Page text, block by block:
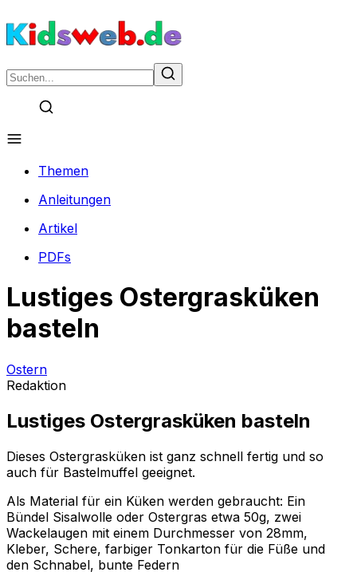
Themen
Anleitungen
Artikel
PDFs
Lustiges Ostergrasküken
basteln
Ostern
Redaktion
Lustiges Ostergrasküken basteln
Dieses Ostergrasküken ist ganz schnell fertig und so
auch für Bastelmuffel geeignet.
Als Material für ein Küken werden gebraucht: Ein
Bündel Sisalwolle oder Ostergras etwa 50g, zwei
Wackelaugen mit einem Durchmesser von 28mm,
Kleber, Schere, farbiger Tonkarton für die Füße und
den Schnabel, bunte Federn